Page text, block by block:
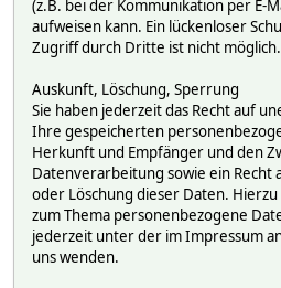
(z.B. bei der Kommunikation per E-
aufweisen kann. Ein lückenloser
Zugriff durch Dritte ist nicht möglich.
Auskunft, Löschung, Sperrung
Sie haben jederzeit das Recht auf
Ihre gespeicherten
Herkunft und Empfänger und den
Datenverarbeitung sowie ein Recht
oder Löschung dieser Daten.
zum Thema personenbezogene
jederzeit unter der im Impressum
uns wenden.